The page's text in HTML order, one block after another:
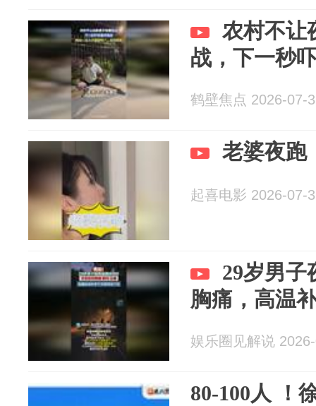
农村不让
战，下一秒
鹤壁焦点 2026-07-
老婆夜跑
起喜电影 2026-07-
29岁男子
胸痛，高温
娱乐圈见解说
80-100人 ！